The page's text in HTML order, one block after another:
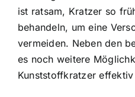
ist ratsam, Kratzer so
behandeln, um eine
vermeiden. Neben den
es noch weitere
Kunststoffkratzer